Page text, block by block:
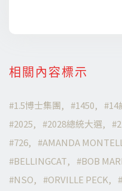
相關內容標示
1.5博士集團 1450 14
2025
2028總統大選
726
AMANDA MONTELL
BELLINGCAT
BOB
NSO
ORVILLE PECK